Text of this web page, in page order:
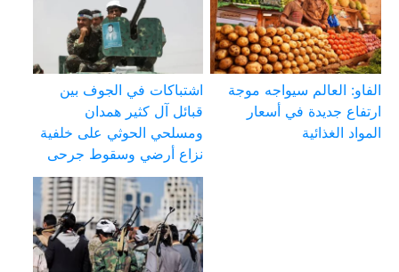
الفاو: العالم سيواجه موجة
ارتفاع جديدة في أسعار
المواد الغذائية
اشتباكات في الجوف بين
قبائل آل كثير همدان
ومسلحي الحوثي على خلفية
نزاع أرضي وسقوط جرحى